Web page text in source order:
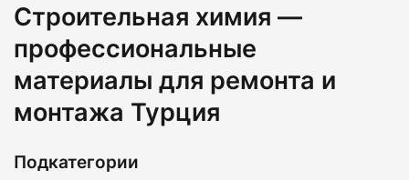
Строительная химия —
профессиональные
материалы для ремонта и
монтажа Турция
Подкатегории